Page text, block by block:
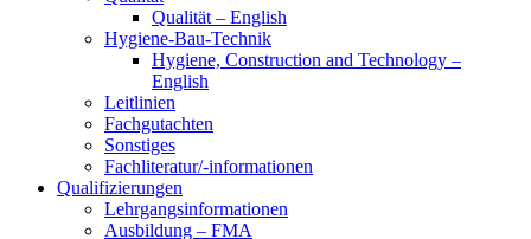
Qualität – English
Hygiene-Bau-Technik
Hygiene, Construction and Technology –
English
Leitlinien
Fachgutachten
Sonstiges
Fachliteratur/-informationen
Qualifizierungen
Lehrgangsinformationen
Ausbildung – FMA